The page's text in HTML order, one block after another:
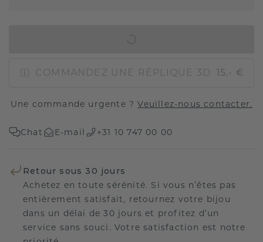
COMMANDEZ UNE RÉPLIQUE 3D 15,- €
Une commande urgente ?Veuillez-nous contacter.
Chat E-mail +31 10 747 00 00
Retour sous 30 jours
Achetez en toute sérénité. Si vous n’êtes pas
entièrement satisfait, retournez votre bijou
dans un délai de 30 jours et profitez d’un
service sans souci. Votre satisfaction est notre